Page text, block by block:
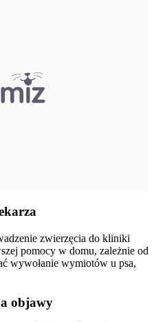
zwierzęcia do kliniki
pomocy w domu, zależnie od
wywołanie wymiotów u psa,
objawy